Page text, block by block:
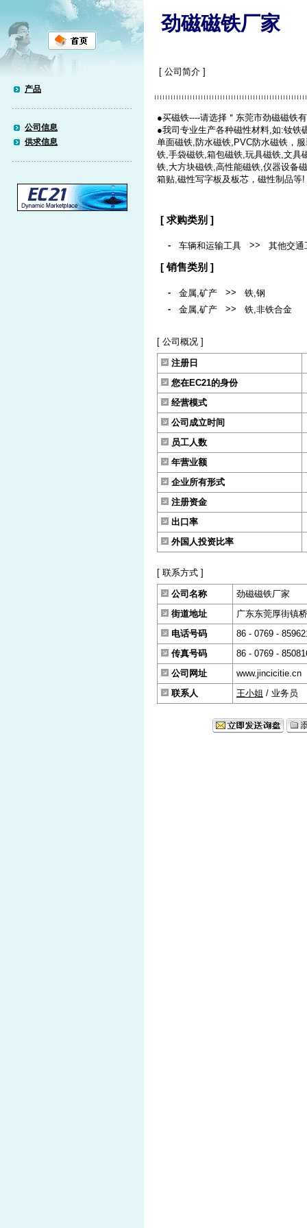
产品
公司信息
供求信息
劲磁磁铁厂家
[ 公司简介 ]
●买磁铁----请选择＂东莞市劲磁磁铁
●我司专业生产各种磁性材料,如:钕铁
单面磁铁,防水磁铁,PVC防水磁铁，
铁,手袋磁铁,箱包磁铁,玩具磁铁,文具
铁,大方块磁铁,高性能磁铁,仪器设备
箱贴,磁性写字板及板芯，磁性制品等!
[ 求购类别 ]
- 车辆和运输工具 >> 其他交通
[ 销售类别 ]
- 金属,矿产 >>
铁,钢
-
金属,矿产 >> 铁,非铁合金
[ 公司概况 ]
注册日
您在EC21的身份
经营模式
公司成立时间
员工人数
年营业额
企业所有形式
注册资金
出口率
外国人投资比率
[ 联系方式 ]
公司名称
劲磁磁铁厂家
街道地址
广东东莞厚街镇
电话号码
86 - 0769 -
传真号码
86 - 0769 -
公司网址
www.jincicitie.cn
联系人
王小姐 / 业务员